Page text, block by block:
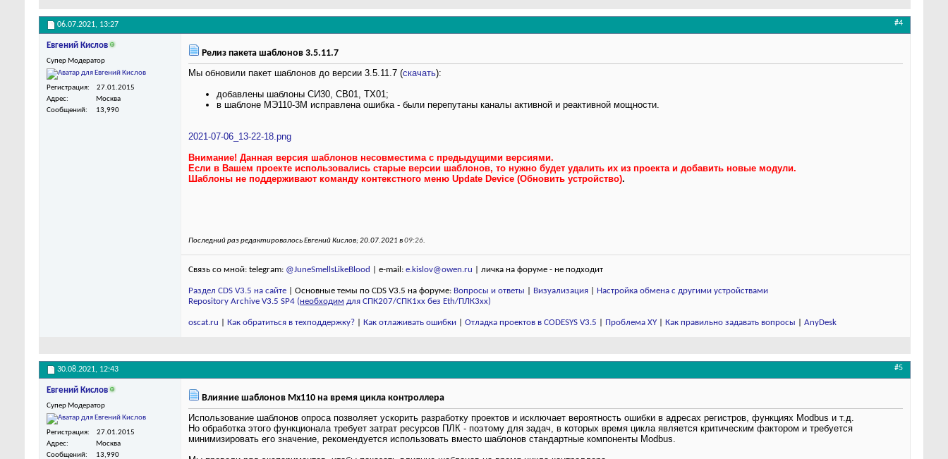
06.07.2021, 13:27 #4
Евгений Кислов
Супер Модератор
Регистрация
27.01.2015
Адрес
Москва
Сообщений
13,990
Релиз пакета шаблонов 3.5.11.7
Мы обновили пакет шаблонов до версии 3.5.11.7 (скачать):
добавлены шаблоны СИ30, СВ01, ТХ01;
в шаблоне МЭ110-3М исправлена ошибка - были перепутаны каналы активной и реактивной мощности.
2021-07-06_13-22-18.png
Внимание! Данная версия шаблонов несовместима с предыдущими версиями.
Если в Вашем проекте использовались старые версии шаблонов, то нужно будет удалить их из проекта и добавить новые модули.
Шаблоны не поддерживают команду контекстного меню Update Device (Обновить устройство).
Последний раз редактировалось Евгений Кислов; 20.07.2021 в09:26.
Связь со мной: telegram: @JuneSmellsLikeBlood | e-mail: e.kislov@owen.ru | личка на форуме - не подходит
Раздел CDS V3.5 на сайте | Основные темы по CDS V3.5 на форуме: Вопросы и ответы Визуализация
Настройка обмена с другими устройствами
Repository Archive V3.5 SP4 (необходим для СПК207/СПК1хх без Eth/ПЛК3xx)
oscat.ru Как обратиться в техподдержку? Как отлаживать ошибки Отладка проектов в CODESYS V3.5 Проблема XY Как правильно задавать вопросы AnyDesk
30.08.2021, 12:43 #5
Евгений Кислов
Супер Модератор
Регистрация
27.01.2015
Адрес
Москва
Сообщений
13,990
Влияние шаблонов Mx110 на время цикла контроллера
Использование шаблонов опроса позволяет ускорить разработку проектов и исключает вероятность ошибки в адресах регистров, функциях Modbus и т.д.
Но обработка этого функционала требует затрат ресурсов ПЛК - поэтому для задач, в которых время цикла является критическим фактором и требуется
минимизировать его значение, рекомендуется использовать вместо шаблонов стандартные компоненты Modbus.